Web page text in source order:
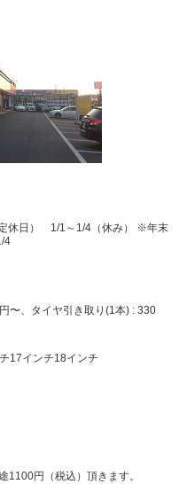
休日） 1/1～1/4（休み） ※年末
4
〜、タイヤ引き取り(1本) : 330
17インチ18インチ
1100円（税込）頂きます。